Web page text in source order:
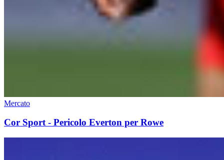
Mercato
Cor Sport - Pericolo Everton per Rowe